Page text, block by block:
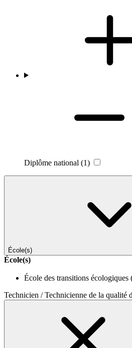
Diplôme national (1)
École(s)
École(s)
École des transitions écologiques
Technicien / Technicienne de la qualité